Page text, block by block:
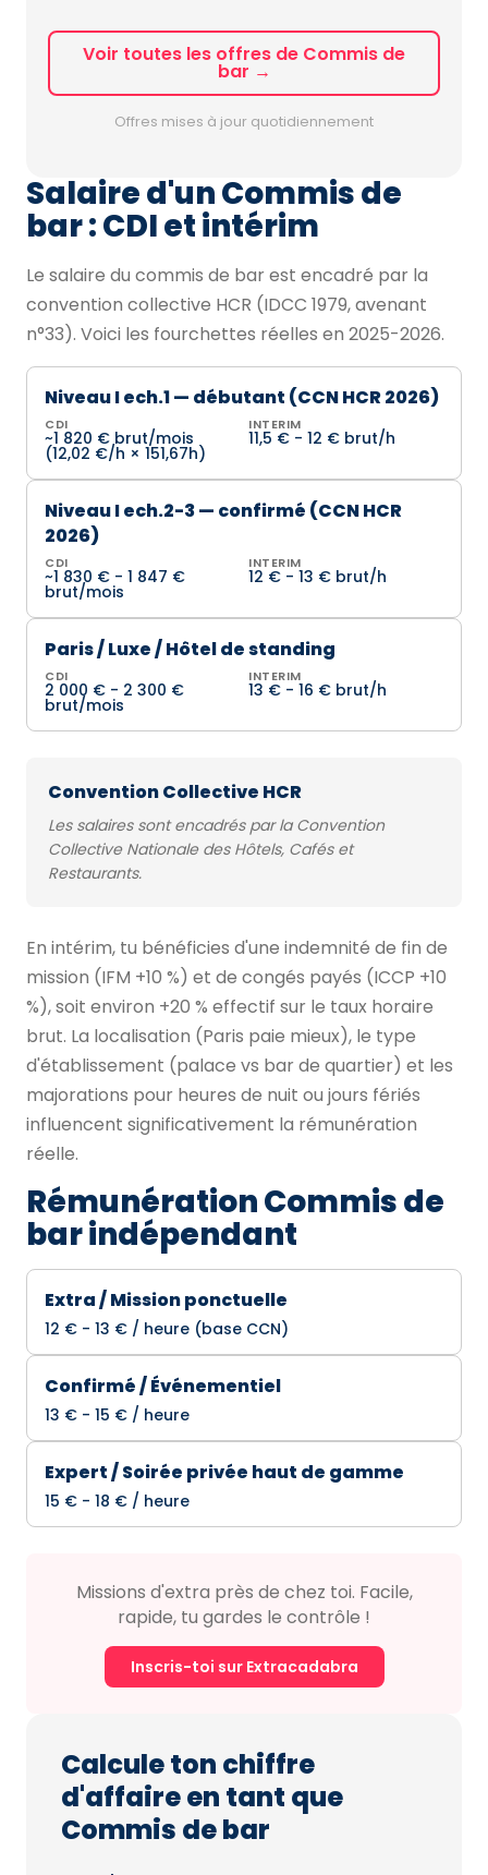
Voir toutes les offres de Commis de
bar →
Offres mises à jour quotidiennement
Salaire d'un Commis de
bar : CDI et intérim
Le salaire du commis de bar est encadré par la
convention collective HCR (IDCC 1979, avenant
n°33). Voici les fourchettes réelles en 2025-2026.
Niveau I ech.1 — débutant (CCN HCR 2026)
CDI
~1 820 € brut/mois
(12,02 €/h × 151,67h)
INTERIM
11,5 € - 12 € brut/h
Niveau I ech.2-3 — confirmé (CCN HCR
2026)
CDI
~1 830 € - 1 847 €
brut/mois
INTERIM
12 € - 13 € brut/h
Paris / Luxe / Hôtel de standing
CDI
2 000 € - 2 300 €
brut/mois
INTERIM
13 € - 16 € brut/h
Convention Collective HCR
Les salaires sont encadrés par la Convention
Collective Nationale des Hôtels, Cafés et
Restaurants.
En intérim, tu bénéficies d'une indemnité de fin de
mission (IFM +10 %) et de congés payés (ICCP +10
%), soit environ +20 % effectif sur le taux horaire
brut. La localisation (Paris paie mieux), le type
d'établissement (palace vs bar de quartier) et les
majorations pour heures de nuit ou jours fériés
influencent significativement la rémunération
réelle.
Rémunération Commis de
bar indépendant
Extra / Mission ponctuelle
12 € - 13 € / heure (base CCN)
Confirmé / Événementiel
13 € - 15 € / heure
Expert / Soirée privée haut de gamme
15 € - 18 € / heure
Missions d'extra près de chez toi. Facile,
rapide, tu gardes le contrôle !
Inscris-toi sur Extracadabra
Calcule ton chiffre
d'affaire en tant que
Commis de bar